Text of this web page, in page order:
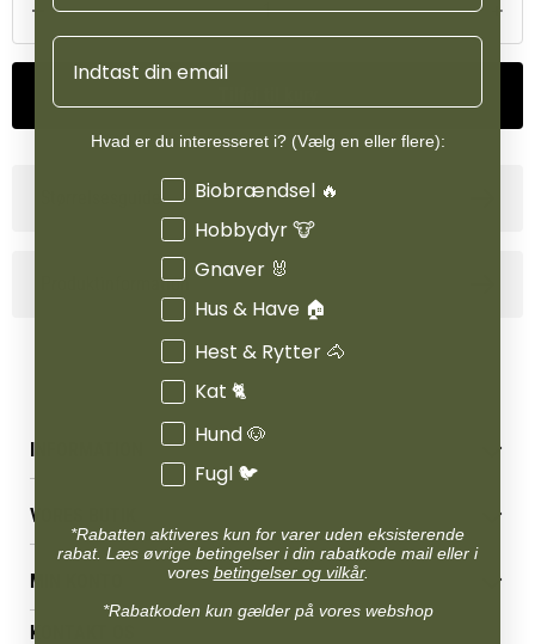
Produktinformation
INFORMATION
Betingelser & vilkår
Reklamations- & fortrydelsesret
Levering & afhentning
Følg din bestilling
Persondatapolitik
Cookies
VORES BUTIK
Vores butikker
Job
Mærker
MIN KONTO
Administrer min konto
KONTAKT OS
Email
Hvad er du interesseret i? (Vælg en eller flere):
Interesser
Biobrændsel 🔥
Hobbydyr 🐮
Gnaver 🐰
Hus & Have 🏠
Hest & Rytter 🐴
Kat 🐈
Hund 🐶
Fugl 🐦
*Rabatten aktiveres kun for varer uden eksisterende
rabat. Læs øvrige betingelser i din rabatkode mail eller i
vores betingelser og vilkår.
*Rabatkoden kun gælder på vores webshop